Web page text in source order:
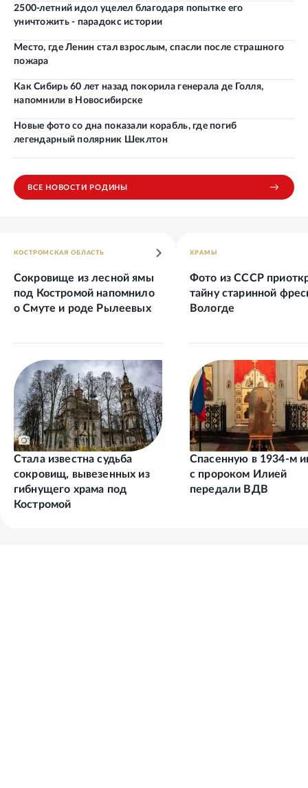
2500-летний идол уцелел благодаря попытке его
уничтожить - парадокс истории
Место, где Ленин стал взрослым, спасли после страшного
пожара
Как Сибирь 60 лет назад покорила генерала де Голля,
напомнили в Новосибирске
Новые фото со дна показали корабль, где погиб
легендарный полярник Шеклтон
ВСЕ НОВОСТИ РОДИНЫ
КОСТРОМСКАЯ ОБЛАСТЬ
Сокровище из лесной ямы
под Костромой напомнило
о Смуте и роде Рылеевых
Стала известна судьба
сокровищ, вывезенных из
гибнущего храма под
Костромой
ХРАМЫ
Фото из СССР
тайну старинной
Вологде
Спасенную в 1934-м
с пророком Илией
передали ВДВ